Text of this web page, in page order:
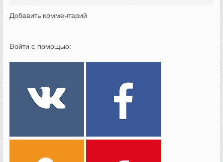
Добавить комментарий
Войти с помощью: